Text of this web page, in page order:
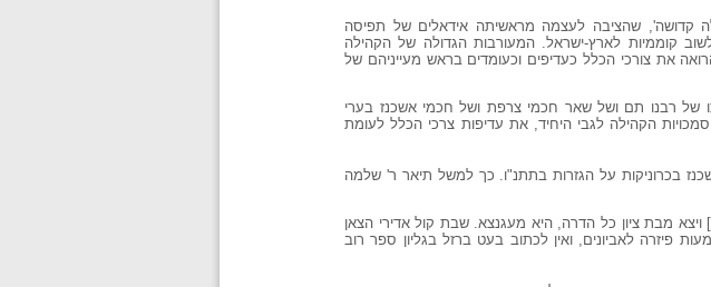
קדושה', שהציבה לעצמה מראשיתה אידאלים של תפיסה
קוממיות לארץ-ישראל. המעורבות הגדולה של הקהילה
את צורכי הכלל כעדיפים וכעומדים בראש מעייניהם של
של רבנו תם ושל שאר חכמי צרפת ושל חכמי אשכנז בערי
הקהילה לגבי היחיד, את עדיפות צרכי הכלל לעומת
בכרוניקות על הגזרות בתתנ"ו. כך למשל תיאר ר' שלמה
מבת ציון כל הדרה, היא מעגנצא. שבת קול אדירי הצאן
פיזרה לאביונים, ואין לכתוב בעט ברזל בגליון ספר רוב